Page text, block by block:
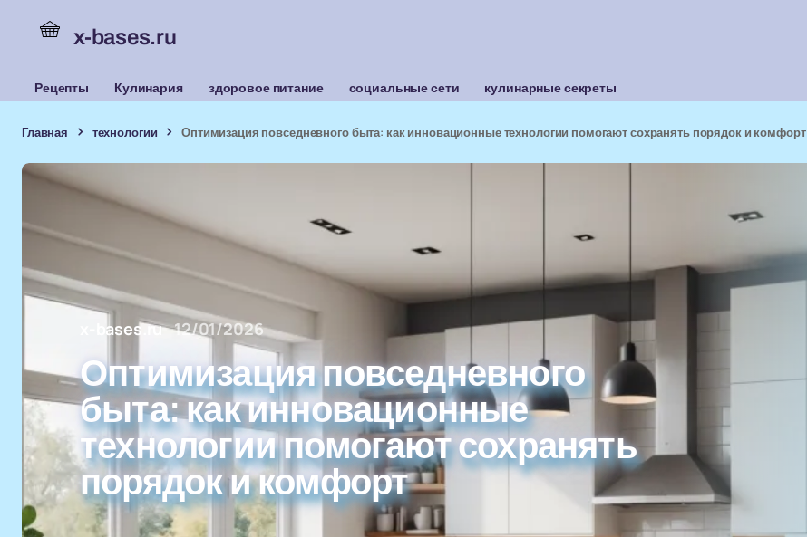
x-bases.ru
Рецепты Кулинария здоровое питание социальные сети кулинарные секреты
Главная технологии Оптимизация повседневного быта: как инновационные технологии помогают сохранять порядок и комфорт
x-bases.ru 12/01/2026
Оптимизация повседневного
быта: как инновационные
технологии помогают сохранять
порядок и комфорт